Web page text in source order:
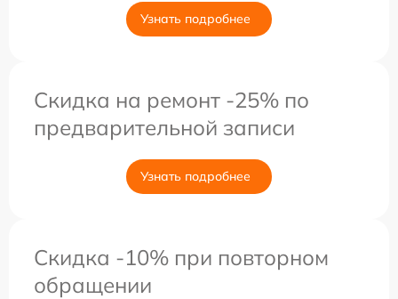
Узнать подробнее
Скидка на ремонт -25% по
предварительной записи
Узнать подробнее
Скидка -10% при повторном
обращении